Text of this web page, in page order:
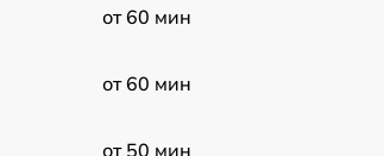
от 60 мин
от 60 мин
от 50 мин